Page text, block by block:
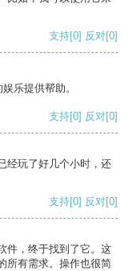
支持[0] 反对[0]
乐提供帮助。
支持[0] 反对[0]
经玩了好几个小时，还
支持[0] 反对[0]
件，终于找到了它。这
所有需求。操作也很简